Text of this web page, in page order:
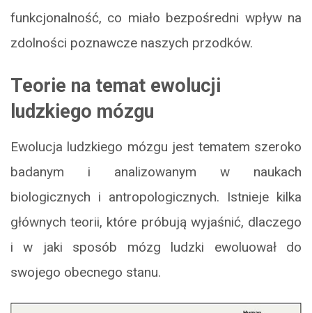
funkcjonalność, co miało bezpośredni wpływ na
zdolności poznawcze naszych przodków.
Teorie na temat ewolucji
ludzkiego mózgu
Ewolucja ludzkiego mózgu jest tematem szeroko
badanym i analizowanym w naukach
biologicznych i antropologicznych. Istnieje kilka
głównych teorii, które próbują wyjaśnić, dlaczego
i w jaki sposób mózg ludzki ewoluował do
swojego obecnego stanu.